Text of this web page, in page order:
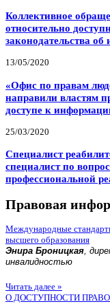
Коллективное
относительно
законодательства
13/05/2020
«Офис по правам
направили властям
доступе к
25/03/2020
Специалист
специалист по
профессиональной
Правовая
Международные
высшего образования
Энира Броницкая,
инвалидностью
Читать далее »
О ДОСТУПНОСТИ